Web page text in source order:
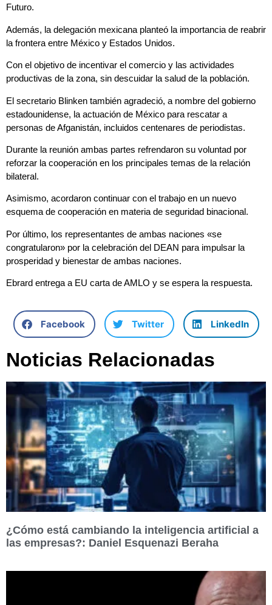
Futuro.
Además, la delegación mexicana planteó la importancia de reabrir
la frontera entre México y Estados Unidos.
Con el objetivo de incentivar el comercio y las actividades
productivas de la zona, sin descuidar la salud de la población.
El secretario Blinken también agradeció, a nombre del gobierno
estadounidense, la actuación de México para rescatar a
personas de Afganistán, incluidos centenares de periodistas.
Durante la reunión ambas partes refrendaron su voluntad por
reforzar la cooperación en los principales temas de la relación
bilateral.
Asimismo, acordaron continuar con el trabajo en un nuevo
esquema de cooperación en materia de seguridad binacional.
Por último, los representantes de ambas naciones «se
congratularon» por la celebración del DEAN para impulsar la
prosperidad y bienestar de ambas naciones.
Ebrard entrega a EU carta de AMLO y se espera la respuesta.
Facebook Twitter LinkedIn
Noticias Relacionadas
¿Cómo está cambiando la inteligencia artificial a
las empresas?: Daniel Esquenazi Beraha